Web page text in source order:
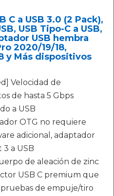
C a USB 3.0 (2 Pack),
USB Tipo-C a USB,
USB hembra
2020/19/18,
y Más dispositivos
Velocidad de
de hasta 5 Gbps
a USB
OTG no requiere
adicional, adaptador
a USB
de aleación de zinc
USB C premium que
pruebas de empuje/tiro